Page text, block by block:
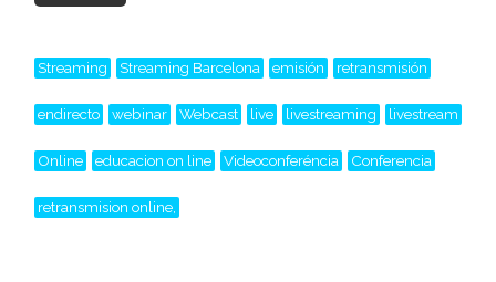
Streaming Streaming Barcelona emisión retransmisión
endirecto webinar Webcast live livestreaming livestream
Online educacion on line Videoconferéncia Conferencia
retransmision online,